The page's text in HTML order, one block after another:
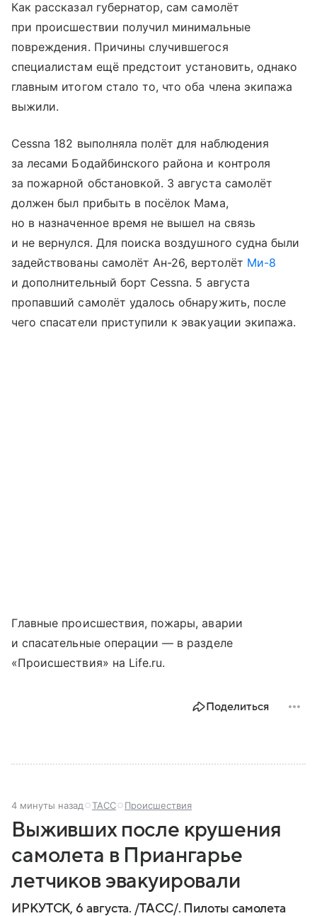
Как рассказал губернатор, сам самолёт
при происшествии получил минимальные
повреждения. Причины случившегося
специалистам ещё предстоит установить, однако
главным итогом стало то, что оба члена экипажа
выжили.
Cessna 182 выполняла полёт для наблюдения
за лесами Бодайбинского района и контроля
за пожарной обстановкой. 3 августа самолёт
должен был прибыть в посёлок Мама,
но в назначенное время не вышел на связь
и не вернулся. Для поиска воздушного судна были
задействованы самолёт Ан-26, вертолёт Ми-8
и дополнительный борт Cessna. 5 августа
пропавший самолёт удалось обнаружить, после
чего спасатели приступили к эвакуации экипажа.
Главные происшествия, пожары, аварии
и спасательные операции — в разделе
«Происшествия» на Life.ru.
Поделиться
4 минуты назад ТАСС Происшествия
Выживших после крушения
самолета в Приангарье
летчиков эвакуировали
ИРКУТСК, 6 августа. /ТАСС/. Пилоты самолета